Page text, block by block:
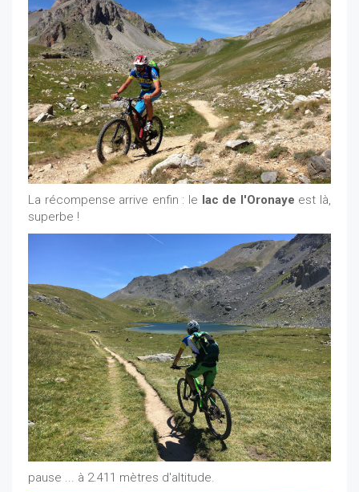
La récompense arrive enfin : le lac de l'Oronaye est là,
superbe !
pause ... à 2.411 mètres d'altitude.